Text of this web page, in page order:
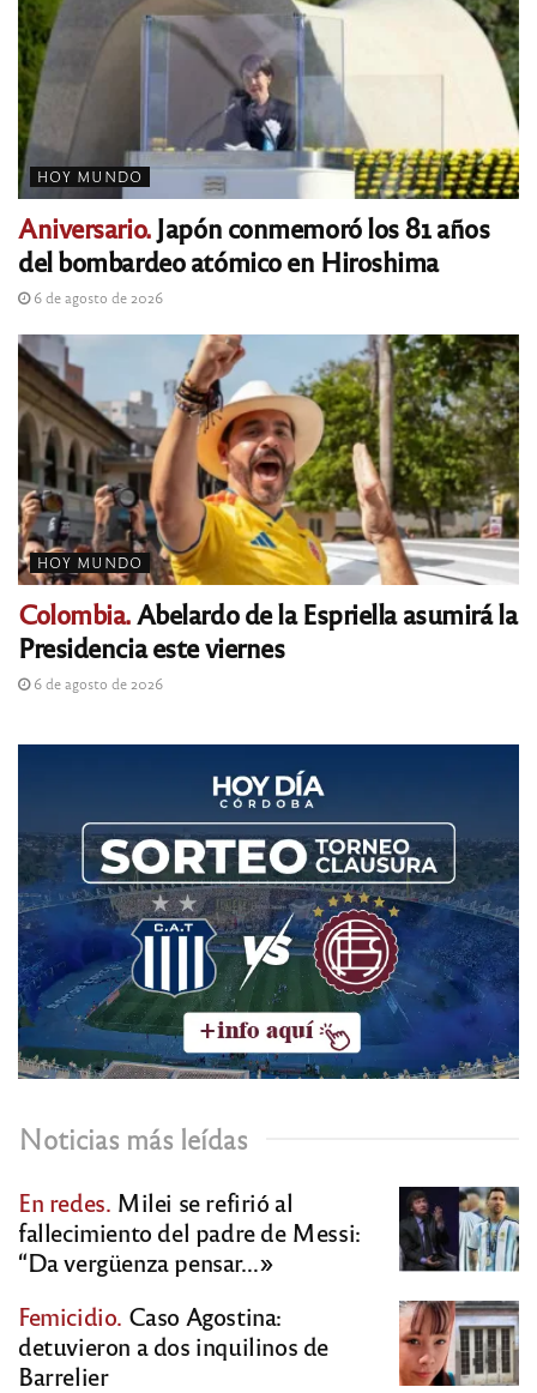
HOY MUNDO
Aniversario.Japón conmemoró los 81 años
del bombardeo atómico en Hiroshima
6 de agosto de 2026
HOY MUNDO
Colombia.Abelardo de la Espriella asumirá la
Presidencia este viernes
6 de agosto de 2026
Noticias más leídas
En redes. Milei se refirió al
fallecimiento del padre de Messi:
“Da vergüenza pensar…»
Femicidio. Caso Agostina:
detuvieron a dos inquilinos de
Barrelier